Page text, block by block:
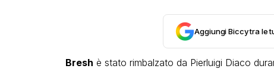
Aggiungi Biccy tra le
Bresh è stato rimbalzato da Pierluigi Diaco